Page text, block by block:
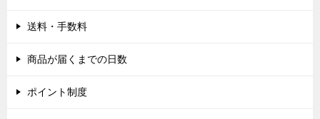
送料・手数料
商品が届くまでの日数
ポイント制度